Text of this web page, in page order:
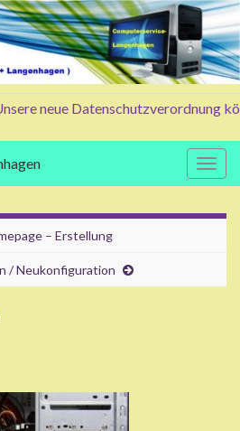
neue Datenschutzverordnung
– Erstellung
/ Neukonfiguration